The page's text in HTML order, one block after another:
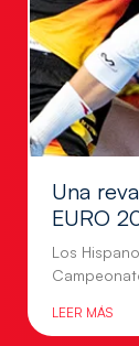
Una
EURO
Los
LEER MÁS